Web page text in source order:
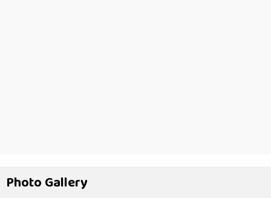
Photo Gallery